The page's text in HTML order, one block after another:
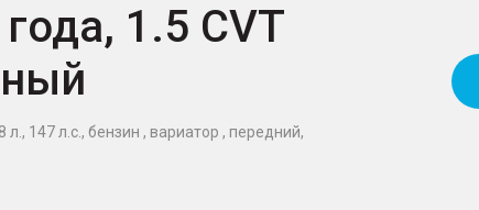
1.5 CVT
147 л.с., бензин , вариатор , передний,